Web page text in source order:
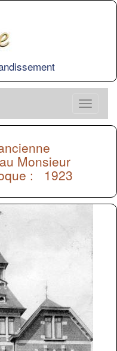
Monsieur
: 1923